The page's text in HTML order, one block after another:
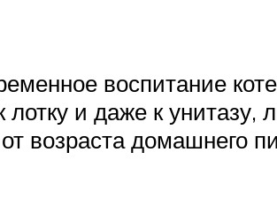
воспитание
и даже к унитазу,
возраста домашнего